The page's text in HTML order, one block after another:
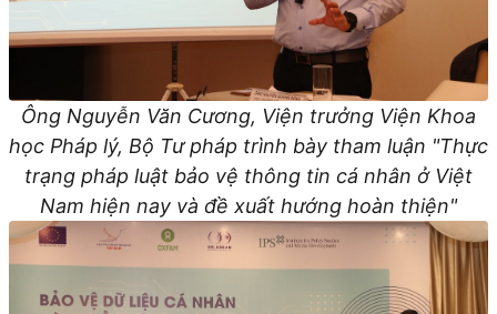
Ông Nguyễn Văn Cương, Viện trưởng Viện Khoa
học Pháp lý, Bộ Tư pháp trình bày tham luận "Thực
trạng pháp luật bảo vệ thông tin cá nhân ở Việt
Nam hiện nay và đề xuất hướng hoàn thiện"